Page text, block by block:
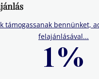
támogassanak bennünket,
felajánlásával...